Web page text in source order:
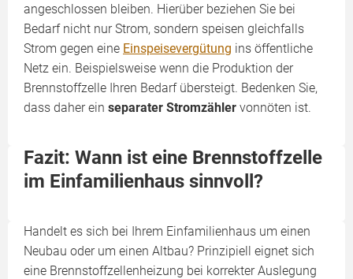
angeschlossen bleiben. Hierüber beziehen Sie bei
Bedarf nicht nur Strom, sondern speisen gleichfalls
Strom gegen eine Einspeisevergütung ins öffentliche
Netz ein. Beispielsweise wenn die Produktion der
Brennstoffzelle Ihren Bedarf übersteigt. Bedenken Sie,
dass daher ein separater Stromzähler vonnöten ist.
Fazit: Wann ist eine Brennstoffzelle
im Einfamilienhaus sinnvoll?
Handelt es sich bei Ihrem Einfamilienhaus um einen
Neubau oder um einen Altbau? Prinzipiell eignet sich
eine Brennstoffzellenheizung bei korrekter Auslegung